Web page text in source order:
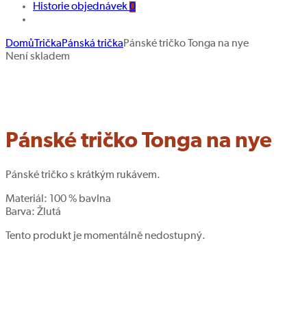
Historie objednávek0
Domů TričkaPánská tričkaPánské tričko Tonga na nye
Navigace
Pánské
Pánské
Není skladem
Pánské tričko Tonga na nye
Pánské tričko s krátkým rukávem.
Materiál: 100 % bavlna
Barva: Žlutá
Tento produkt je momentálně nedostupný.